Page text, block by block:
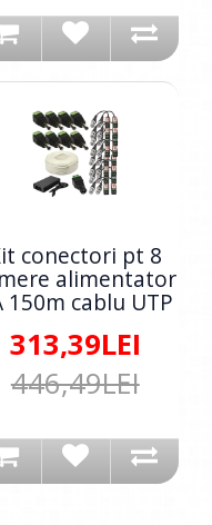
conectori pt 8
alimentator
150m cablu UTP
313,39LEI
446,49LEI